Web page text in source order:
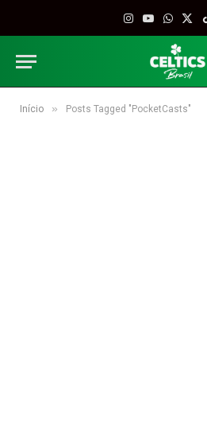
Instagram
YouTube
X
Início » Posts Tagged "PocketCasts"